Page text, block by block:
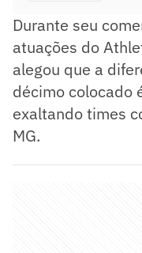
Durante seu
atuações do
alegou que a
décimo colocado
exaltando times
MG.